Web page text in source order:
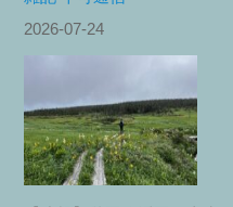
2026-07-24